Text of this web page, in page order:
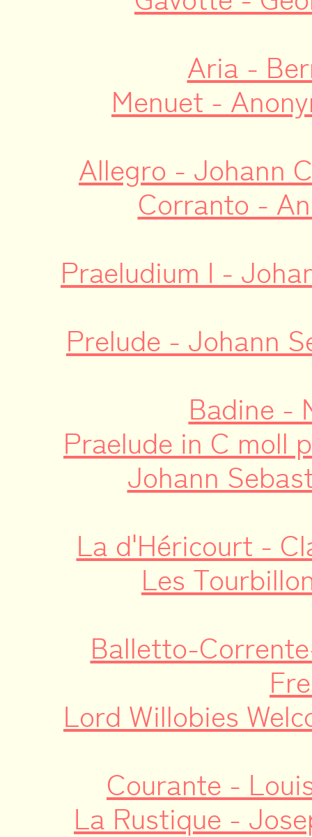
Aria -
Menuet -
Allegro - Johann
Corranto -
Praeludium I -
Prelude - Johann
Badine -
Praelude in C moll
Johann
La d'Héricourt -
Les
Balletto-
Lord Willobies
Courante -
La Rustique -